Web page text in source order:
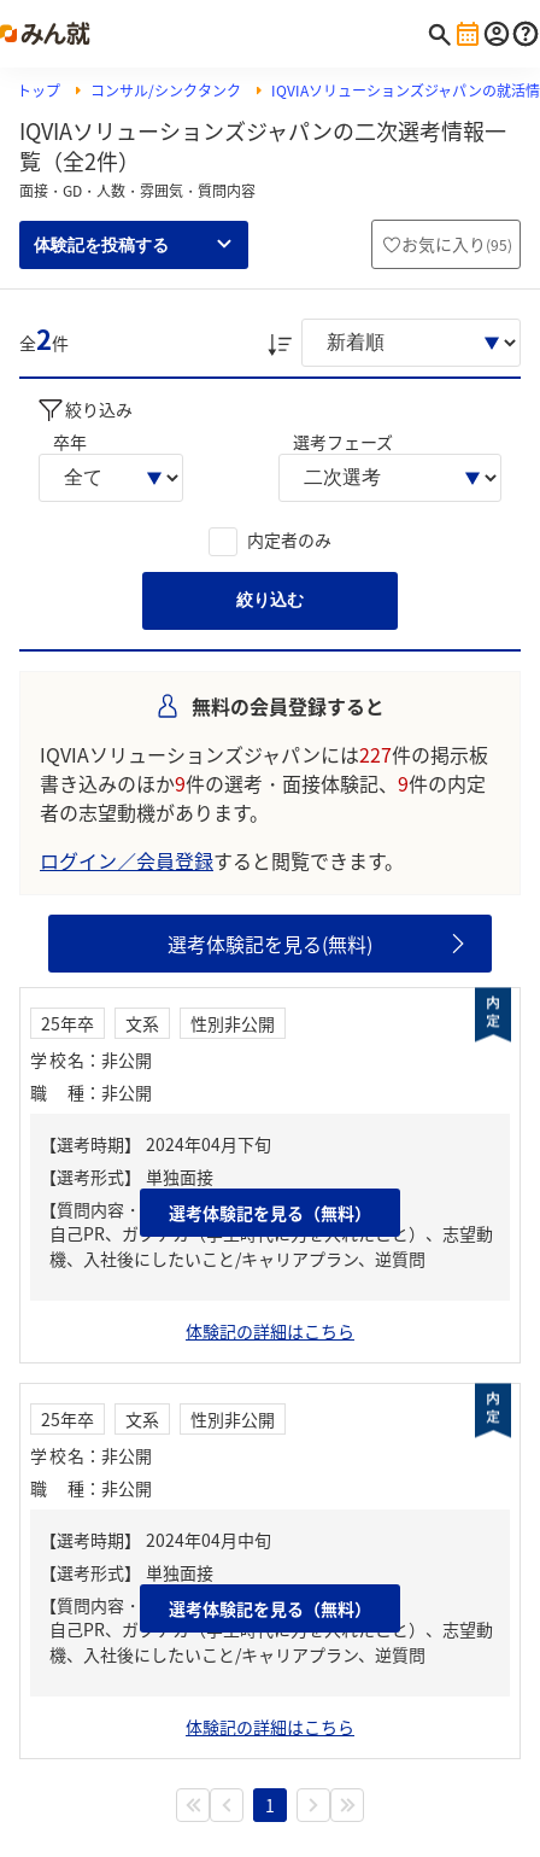
トップ コンサル/シンクタンク IQVIAソリューションズジャパンの就活
IQVIAソリューションズジャパンの二次選考情報一
覧（全2件）
面接・GD・人数・雰囲気・質問内容
体験記を投稿する お気に入り (95)
全2件
絞り込み
卒年
選考フェーズ
内定者のみ
絞り込む
無料の会員登録すると
IQVIAソリューションズジャパンには227件の掲示板
書き込みのほか9件の選考・面接体験記、 9件の内定
者の志望動機があります。
ログイン／会員登録すると閲覧できます。
選考体験記を見る(無料)
25年卒 文系
性別非公開
学校名 ： 非公開
職種 ： 非公開
【質問内容・課題】
自己PR、ガクチカ（学生時代に力を入れたこと）、志望動
機、入社後にしたいこと/キャリアプラン、逆質問
選考体験記を見る（無料）
体験記の詳細はこちら
25年卒 文系
性別非公開
学校名 ： 非公開
職種 ： 非公開
【質問内容・課題】
自己PR、ガクチカ（学生時代に力を入れたこと）、志望動
機、入社後にしたいこと/キャリアプラン、逆質問
選考体験記を見る（無料）
体験記の詳細はこちら
1